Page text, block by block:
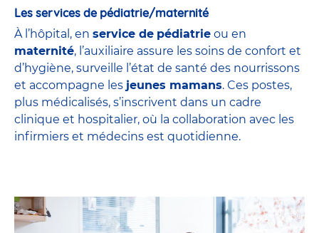
Les services de pédiatrie/maternité
À l’hôpital, en service de pédiatrie ou en
maternité, l’auxiliaire assure les soins de confort et
d’hygiène, surveille l’état de santé des nourrissons
et accompagne les jeunes mamans. Ces postes,
plus médicalisés, s’inscrivent dans un cadre
clinique et hospitalier, où la collaboration avec les
infirmiers et médecins est quotidienne.